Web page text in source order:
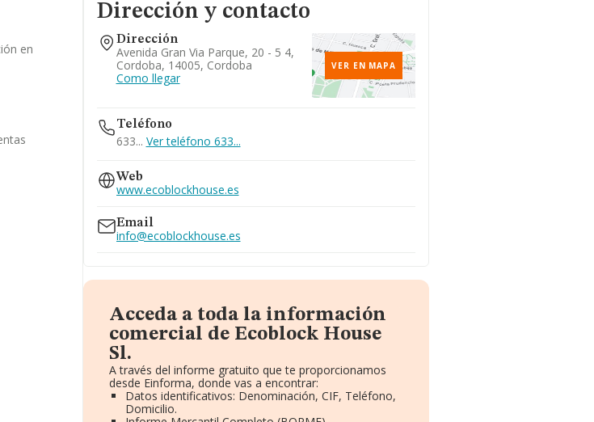
en
Dirección y contacto
Dirección
Avenida Gran Via Parque, 20 - 5 4,
Cordoba, 14005, Cordoba
Como llegar
VER EN MAPA
Teléfono
633... Ver teléfono 633...
Web
www.ecoblockhouse.es
Email
info@ecoblockhouse.es
Acceda a toda la información
comercial de Ecoblock House
Sl.
A través del informe gratuito que te proporcionamos
desde Einforma, donde vas a encontrar:
Datos identificativos: Denominación, CIF, Teléfono,
Domicilio.